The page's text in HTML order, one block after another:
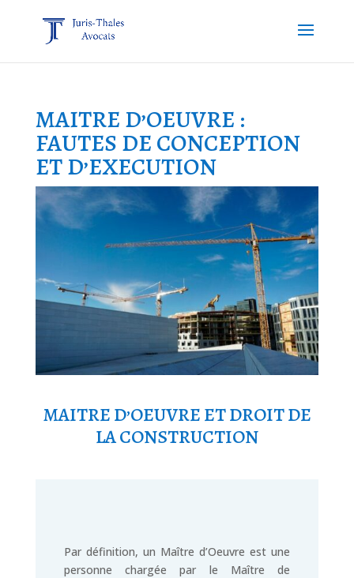
MAITRE D’OEUVRE :
FAUTES DE CONCEPTION
ET D’EXECUTION
MAITRE D’OEUVRE ET DROIT DE
LA CONSTRUCTION
Par définition, un Maître d’Oeuvre est une
personne chargée par le Maître de